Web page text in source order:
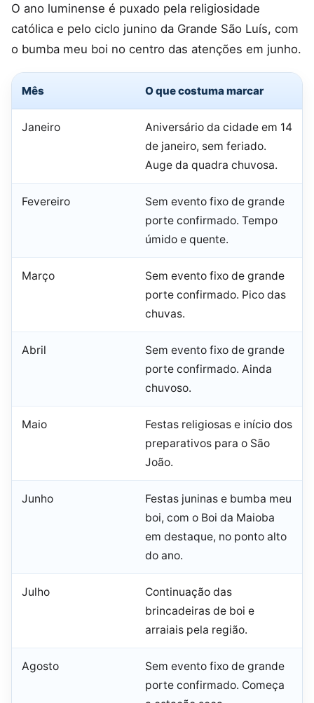
O ano luminense é puxado pela religiosidade
católica e pelo ciclo junino da Grande São Luís, com
o bumba meu boi no centro das atenções em junho.
Mês O que costuma marcar
Janeiro
Aniversário da cidade em 14
de janeiro, sem feriado.
Auge da quadra chuvosa.
Fevereiro
Sem evento fixo de grande
porte confirmado. Tempo
úmido e quente.
Março
Sem evento fixo de grande
porte confirmado. Pico das
chuvas.
Abril
Sem evento fixo de grande
porte confirmado. Ainda
chuvoso.
Maio
Festas religiosas e início dos
preparativos para o São
João.
Junho
Festas juninas e bumba meu
boi, com o Boi da Maioba
em destaque, no ponto alto
do ano.
Julho
Continuação das
brincadeiras de boi e
arraiais pela região.
Agosto
Sem evento fixo de grande
porte confirmado. Começa